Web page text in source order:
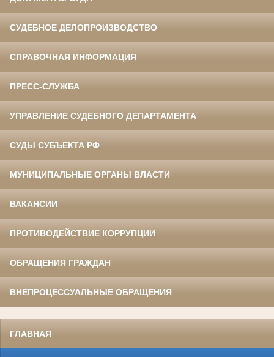
СУДЕБНОЕ ДЕЛОПРОИЗВОДСТВО
СПРАВОЧНАЯ ИНФОРМАЦИЯ
ПРЕСС-СЛУЖБА
УПРАВЛЕНИЕ СУДЕБНОГО ДЕПАРТАМЕНТА
СУДЫ СУБЪЕКТА РФ
МУНИЦИПАЛЬНЫЕ ОРГАНЫ ВЛАСТИ
ВАКАНСИИ
ПРОТИВОДЕЙСТВИЕ КОРРУПЦИИ
ОБРАЩЕНИЯ ГРАЖДАН
ВНЕПРОЦЕССУАЛЬНЫЕ ОБРАЩЕНИЯ
ГЛАВНАЯ